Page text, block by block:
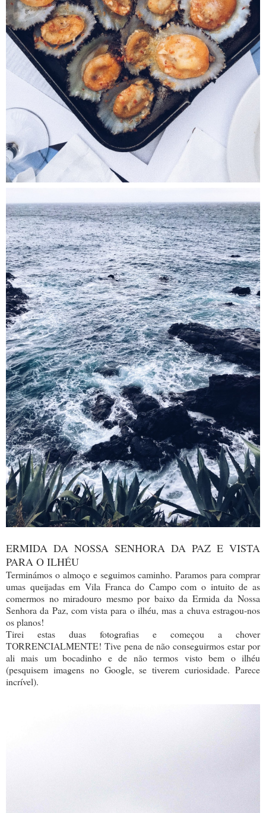
ERMIDA DA NOSSA SENHORA DA PAZ E VISTA
PARA O ILHÉU
Terminámos o almoço e seguimos caminho. Paramos para comprar
umas queijadas em Vila Franca do Campo com o intuito de as
comermos no miradouro mesmo por baixo da Ermida da Nossa
Senhora da Paz, com vista para o ilhéu, mas a chuva estragou-nos
os planos!
Tirei estas duas fotografias e começou a chover
TORRENCIALMENTE! Tive pena de não conseguirmos estar por
ali mais um bocadinho e de não termos visto bem o ilhéu
(pesquisem imagens no Google, se tiverem curiosidade. Parece
incrível).